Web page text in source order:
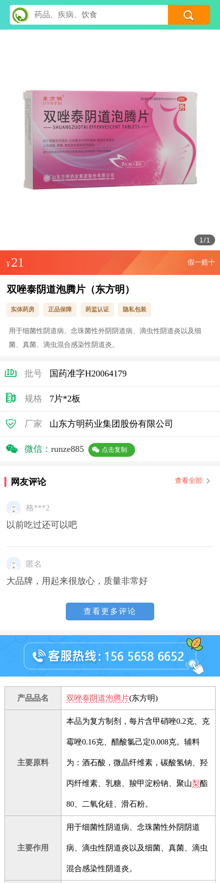
1 /1
¥ 21 假一赔十
双唑泰阴道泡腾片（东方明）
实体药房 正品保障 药监认证 隐私包装
用于细菌性阴道病、念珠菌性外阴阴道病、滴虫性阴道炎以及细
菌、真菌、滴虫混合感染性阴道炎。
批号 国药准字H20064179
规格 7片*2板
厂家 山东方明药业集团股份有限公司
微信： runze885 点击复制
网友评论 查看全部
格***2
以前吃过还可以吧
匿名
大品牌，用起来很放心，质量非常好
查看更多评论
产品品名 双唑泰阴道泡腾片(东方明)
主要原料
本品为复方制剂，每片含甲硝唑0.2克、克
霉唑0.16克、醋酸氯己定0.008克。辅料
为：酒石酸，微晶纤维素，碳酸氢钠、羟
丙纤维素、乳糖、羧甲淀粉钠、聚山梨酯
80、二氧化硅、滑石粉。
主要作用
用于细菌性阴道病、念珠菌性外阴阴道
病、滴虫性阴道炎以及细菌、真菌、滴虫
混合感染性阴道炎。